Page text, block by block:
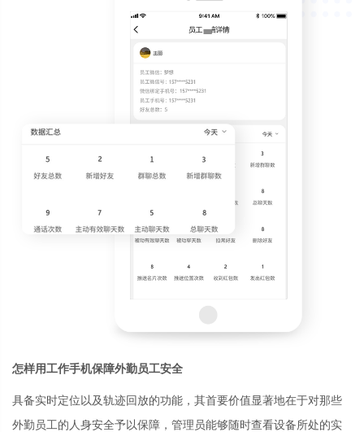
怎样用工作手机保障外勤员工安全
具备实时定位以及轨迹回放的功能，其首要价值显著地在于对那些
外勤员工的人身安全予以保障，管理员能够随时查看设备所处的实